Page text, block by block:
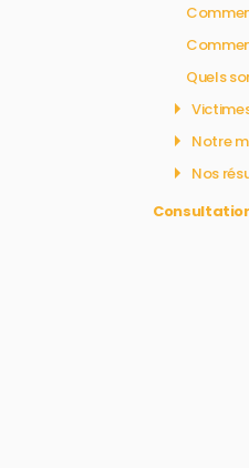
Quels
Notre
Nos